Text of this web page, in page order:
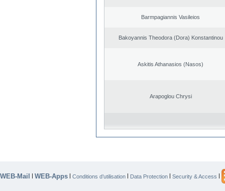
Barmpagiannis Vasileios
Bakoyannis Theodora (Dora) Konstantinou
Askitis Athanasios (Nasos)
Arapoglou Chrysi
WEB-Mail | WEB-Apps | Conditions d’utilisation | Data Protection | Security & Access |